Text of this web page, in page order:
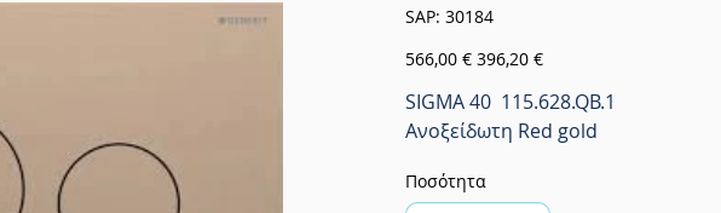
SAP: SKU
30184
30184
Αρχική
τιμή
566,00 € Τιμή
έκπτωσης
396,20 €
SIGMA 40 115.628.QB.1
Ανοξείδωτη Red gold
Ποσότητα